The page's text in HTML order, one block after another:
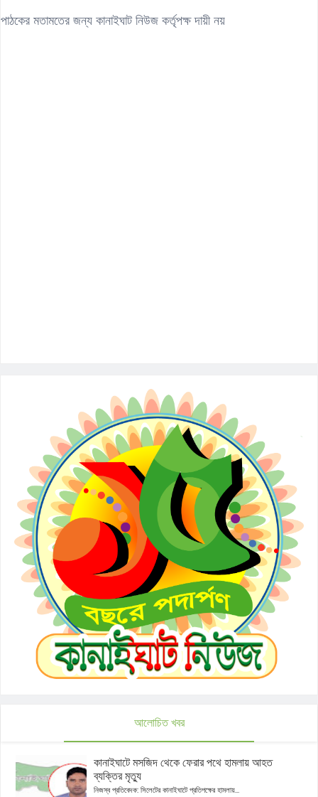
পাঠকের মতামতের জন্য কানাইঘাট নিউজ কর্তৃপক্ষ দায়ী নয়
আলোচিত খবর
কানাইঘাটে মসজিদ থেকে ফেরার পথে হামলায় আহত
ব্যক্তির মৃত্যু
নিজস্ব প্রতিবেদক: সিলেটের কানাইঘাটে প্রতিপক্ষের হামলায়...